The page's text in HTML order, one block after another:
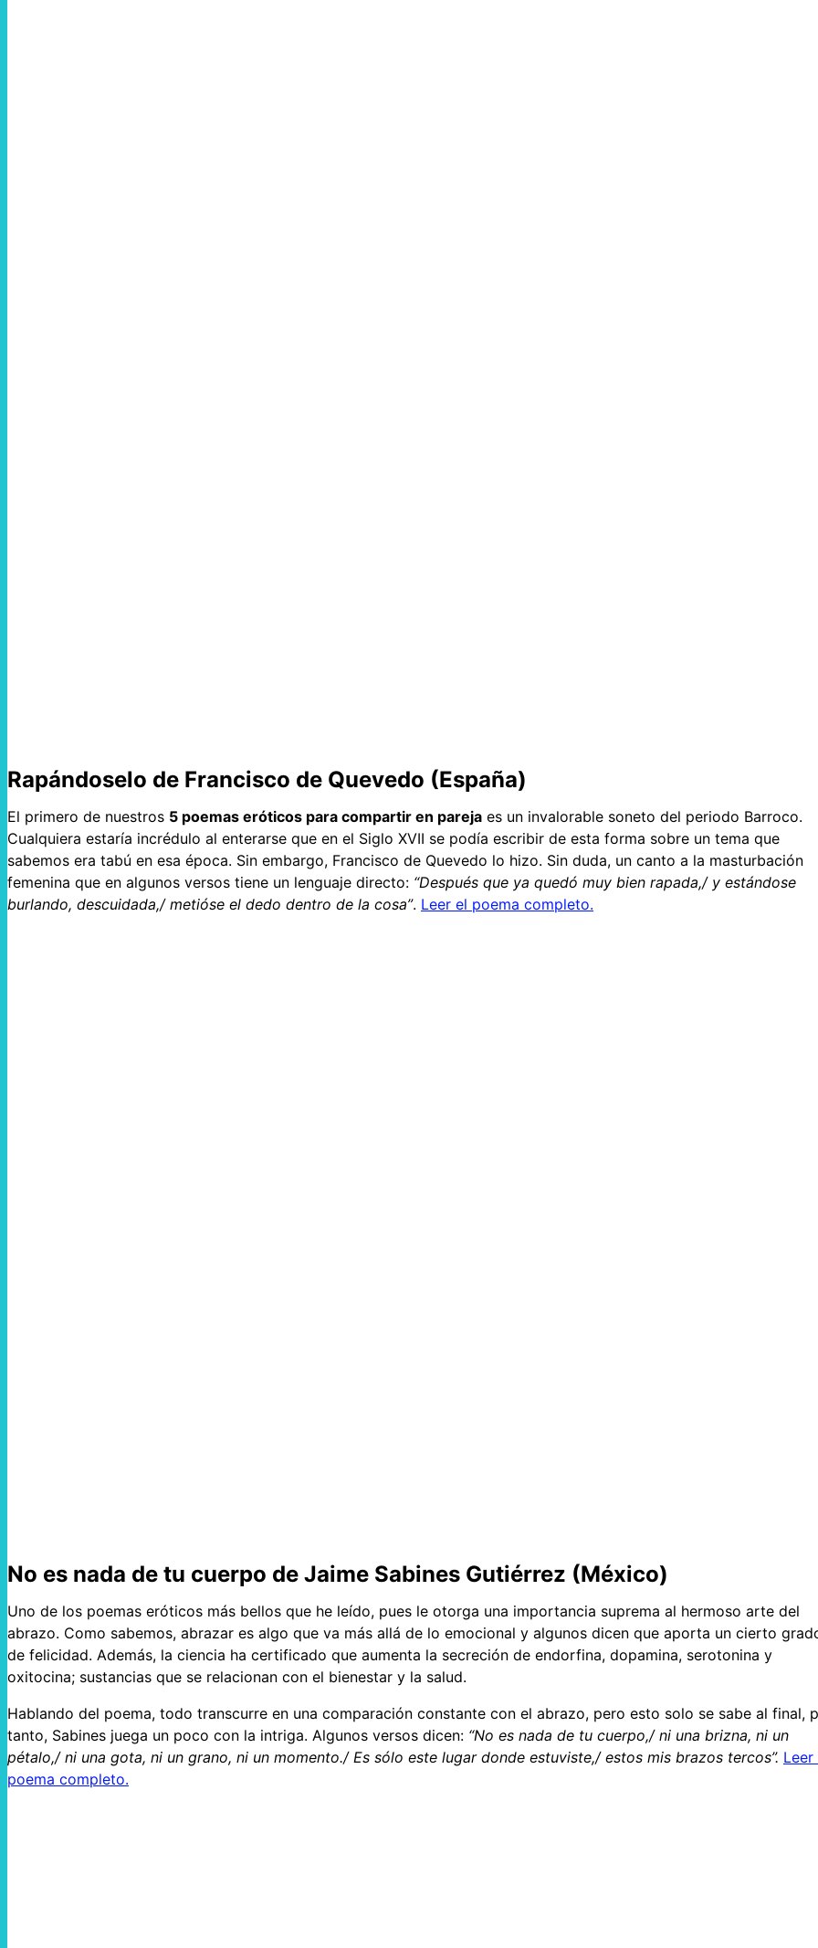
Rapándoselo de Francisco de Quevedo (España)
El primero de nuestros 5 poemas eróticos para compartir en pareja es un invalorable soneto del periodo Barroco.
Cualquiera estaría incrédulo al enterarse que en el Siglo XVII se podía escribir de esta forma sobre un tema que
sabemos era tabú en esa época. Sin embargo, Francisco de Quevedo lo hizo. Sin duda, un canto a la masturbación
femenina que en algunos versos tiene un lenguaje directo: “Después que ya quedó muy bien rapada,/ y estándose
burlando, descuidada,/ metióse el dedo dentro de la cosa”. Leer el poema completo.
No es nada de tu cuerpo de Jaime Sabines Gutiérrez (México)
Uno de los poemas eróticos más bellos que he leído, pues le otorga una importancia suprema al hermoso arte del
abrazo. Como sabemos, abrazar es algo que va más allá de lo emocional y algunos dicen que aporta un cierto
de felicidad. Además, la ciencia ha certificado que aumenta la secreción de endorfina, dopamina, serotonina y
oxitocina; sustancias que se relacionan con el bienestar y la salud.
Hablando del poema, todo transcurre en una comparación constante con el abrazo, pero esto solo se sabe al final,
tanto, Sabines juega un poco con la intriga. Algunos versos dicen: “No es nada de tu cuerpo,/ ni una brizna, ni un
pétalo,/ ni una gota, ni un grano, ni un momento./ Es sólo este lugar donde estuviste,/ estos mis brazos tercos”. Leer
poema completo.